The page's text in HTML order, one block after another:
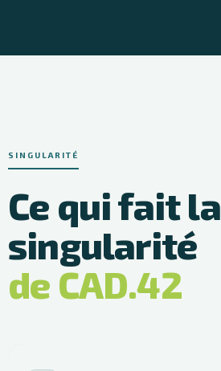
SINGULARITÉ
Ce qui fait la
singularité
de CAD.42